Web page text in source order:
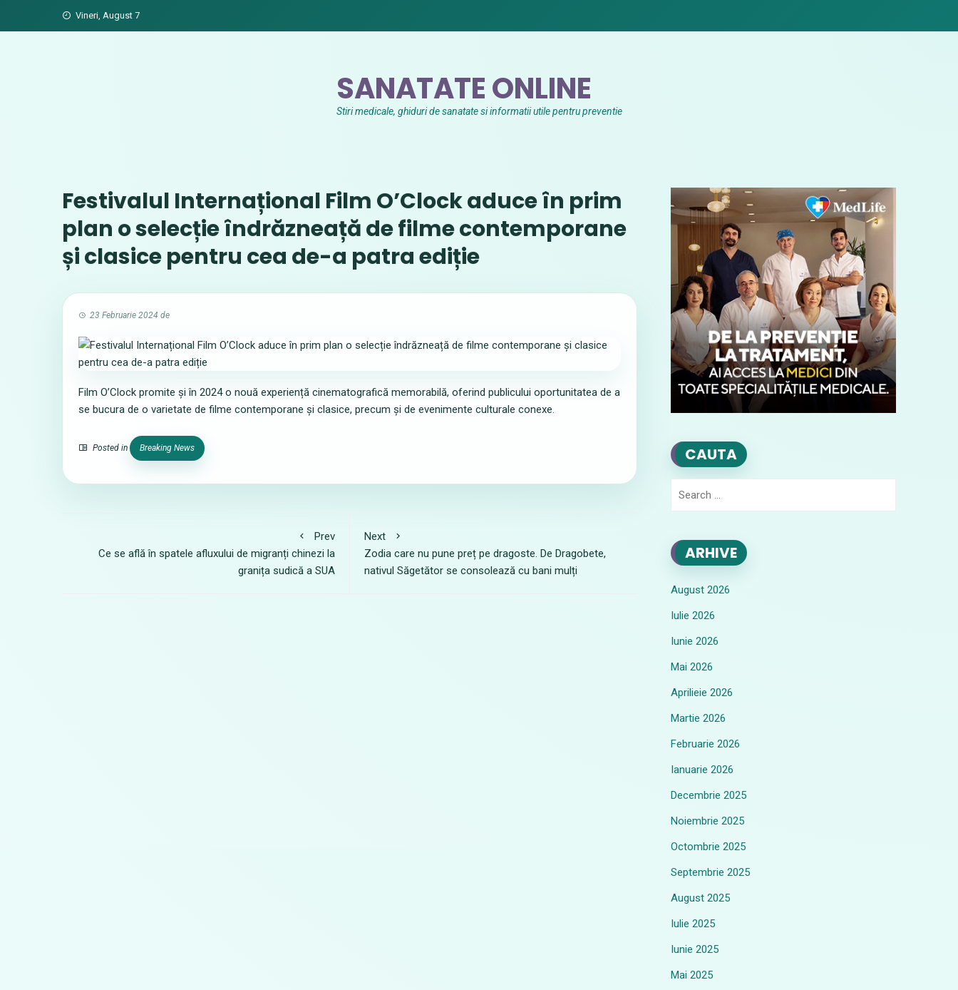
Vineri, August 7
SANATATE ONLINE
Stiri medicale, ghiduri de sanatate si informatii utile pentru preventie
Festivalul Internațional Film O’Clock aduce în prim
plan o selecție îndrăzneață de filme contemporane
și clasice pentru cea de-a patra ediție
23 Februarie 2024 de
Film O’Clock promite și în 2024 o nouă experiență cinematografică memorabilă, oferind publicului oportunitatea de a
se bucura de o varietate de filme contemporane și clasice, precum și de evenimente culturale conexe.
Posted in Breaking News
Prev
Ce se află în spatele afluxului de migranți chinezi la
granița sudică a SUA
Next
Zodia care nu pune preț pe dragoste. De Dragobete,
nativul Săgetător se consolează cu bani mulți
CAUTA
ARHIVE
August 2026
Iulie 2026
Iunie 2026
Mai 2026
Aprilieie 2026
Martie 2026
Februarie 2026
Ianuarie 2026
Decembrie 2025
Noiembrie 2025
Octombrie 2025
Septembrie 2025
August 2025
Iulie 2025
Iunie 2025
Mai 2025